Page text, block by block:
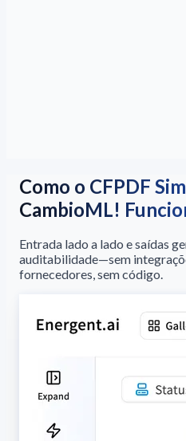
Como o CFPDF
CambioML!
Entrada lado a lado e saídas
auditabilidade—sem
fornecedores, sem código.